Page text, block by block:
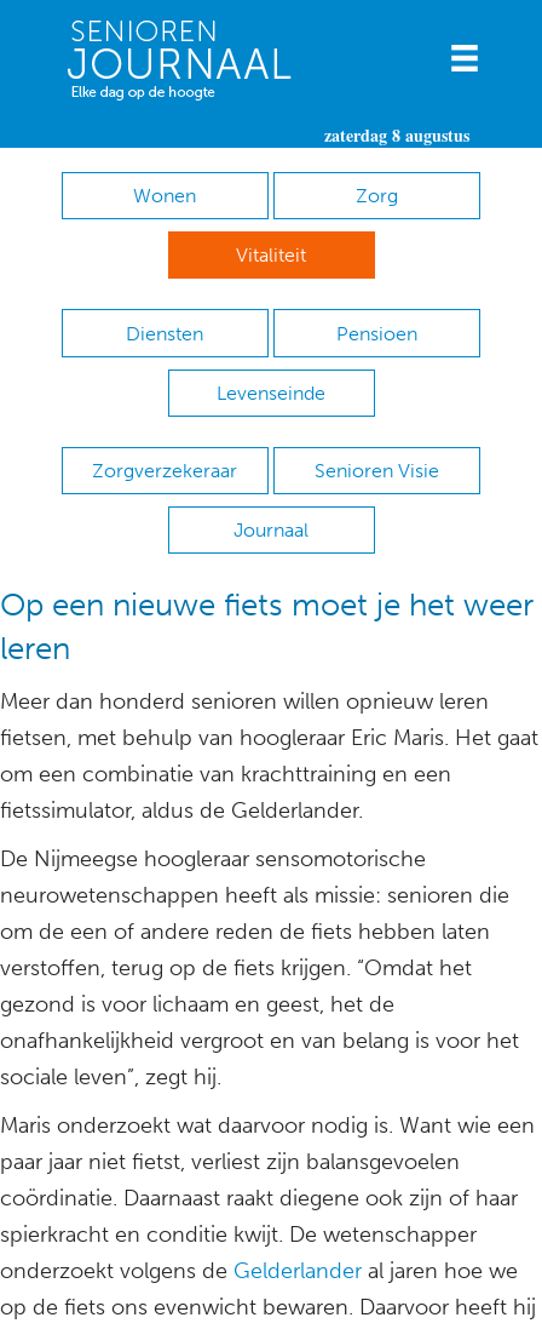
zaterdag 8 augustus
Wonen Zorg
Vitaliteit
Diensten Pensioen
Levenseinde
Zorgverzekeraar Senioren Visie
Journaal
Op een nieuwe fiets moet je het weer
leren
Meer dan honderd senioren willen opnieuw leren
fietsen, met behulp van hoogleraar Eric Maris. Het gaat
om een combinatie van krachttraining en een
fietssimulator, aldus de Gelderlander.
De Nijmeegse hoogleraar sensomotorische
neurowetenschappen heeft als missie: senioren die
om de een of andere reden de fiets hebben laten
verstoffen, terug op de fiets krijgen. “Omdat het
gezond is voor lichaam en geest, het de
onafhankelijkheid vergroot en van belang is voor het
sociale leven”, zegt hij.
Maris onderzoekt wat daarvoor nodig is. Want wie een
paar jaar niet fietst, verliest zijn balansgevoelen
coördinatie. Daarnaast raakt diegene ook zijn of haar
spierkracht en conditie kwijt. De wetenschapper
onderzoekt volgens de Gelderlander al jaren hoe we
op de fiets ons evenwicht bewaren. Daarvoor heeft hij